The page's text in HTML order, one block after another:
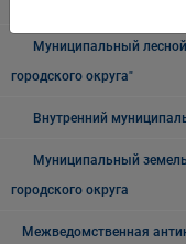
Муниципальный
городского округа"
Внутренний
Муниципальный
городского округа
Межведомственная